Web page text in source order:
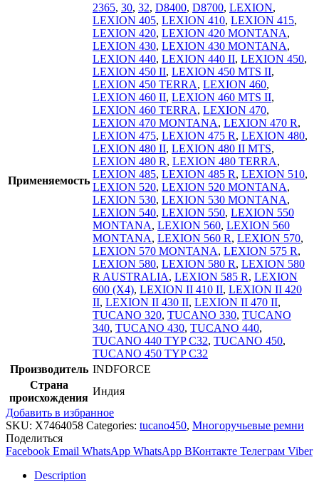
Применяемость
2365, 30, 32, D8400, D8700, LEXION,
LEXION 405, LEXION 410, LEXION 415,
LEXION 420, LEXION 420 MONTANA,
LEXION 430, LEXION 430 MONTANA,
LEXION 440, LEXION 440 II, LEXION 450,
LEXION 450 II, LEXION 450 MTS II,
LEXION 450 TERRA, LEXION 460,
LEXION 460 II, LEXION 460 MTS II,
LEXION 460 TERRA, LEXION 470,
LEXION 470 MONTANA, LEXION 470 R,
LEXION 475, LEXION 475 R, LEXION 480,
LEXION 480 II, LEXION 480 II MTS,
LEXION 480 R, LEXION 480 TERRA,
LEXION 485, LEXION 485 R, LEXION 510,
LEXION 520, LEXION 520 MONTANA,
LEXION 530, LEXION 530 MONTANA,
LEXION 540, LEXION 550, LEXION 550
MONTANA, LEXION 560, LEXION 560
MONTANA, LEXION 560 R, LEXION 570,
LEXION 570 MONTANA, LEXION 575 R,
LEXION 580, LEXION 580 R, LEXION 580
R AUSTRALIA, LEXION 585 R, LEXION
600 (X4), LEXION II 410 II, LEXION II 420
II, LEXION II 430 II, LEXION II 470 II,
TUCANO 320, TUCANO 330, TUCANO
340, TUCANO 430, TUCANO 440,
TUCANO 440 TYP C32, TUCANO 450,
TUCANO 450 TYP C32
Производитель INDFORCE
Страна
происхождения
Индия
Добавить в избранное
SKU: X7464058 Categories: tucano450, Многоручьевые ремни
Поделиться
Facebook Email WhatsApp WhatsApp ВКонтакте Телеграм Viber
Description